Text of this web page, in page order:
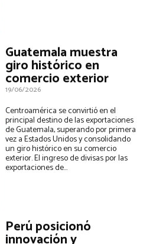
Guatemala muestra
giro histórico en
comercio exterior
19/06/2026
Centroamérica se convirtió en el
principal destino de las exportaciones
de Guatemala, superando por primera
vez a Estados Unidos y consolidando
un giro histórico en su comercio
exterior. El ingreso de divisas por las
exportaciones de...
Perú posicionó